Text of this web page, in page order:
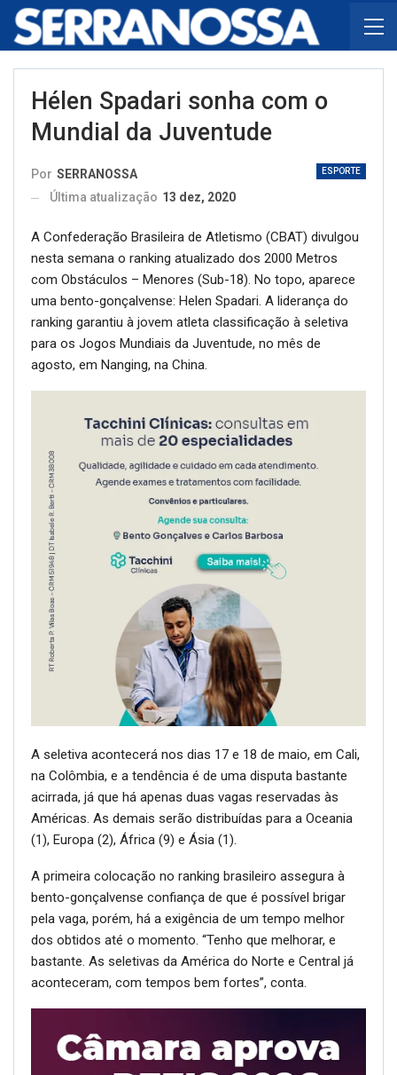
Hélen Spadari sonha com o
Mundial da Juventude
ESPORTE
Por SERRANOSSA
Última atualização 13 dez, 2020
A Confederação Brasileira de Atletismo (CBAT) divulgou
nesta semana o ranking atualizado dos 2000 Metros
com Obstáculos – Menores (Sub-18). No topo, aparece
uma bento-gonçalvense: Helen Spadari. A liderança do
ranking garantiu à jovem atleta classificação à seletiva
para os Jogos Mundiais da Juventude, no mês de
agosto, em Nanging, na China.
A seletiva acontecerá nos dias 17 e 18 de maio, em Cali,
na Colômbia, e a tendência é de uma disputa bastante
acirrada, já que há apenas duas vagas reservadas às
Américas. As demais serão distribuídas para a Oceania
(1), Europa (2), África (9) e Ásia (1).
A primeira colocação no ranking brasileiro assegura à
bento-gonçalvense confiança de que é possível brigar
pela vaga, porém, há a exigência de um tempo melhor
dos obtidos até o momento. “Tenho que melhorar, e
bastante. As seletivas da América do Norte e Central já
aconteceram, com tempos bem fortes”, conta.